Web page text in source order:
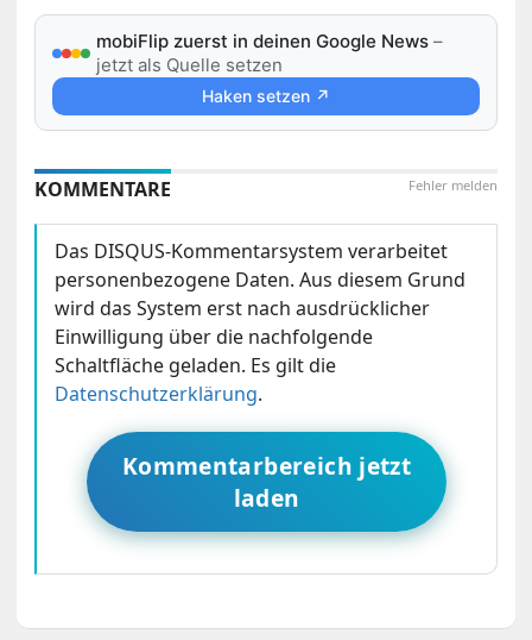
mobiFlip zuerst in deinen Google News –
jetzt als Quelle setzen
Haken setzen ↗
Fehler melden
KOMMENTARE
Das DISQUS-Kommentarsystem verarbeitet
personenbezogene Daten. Aus diesem Grund
wird das System erst nach ausdrücklicher
Einwilligung über die nachfolgende
Schaltfläche geladen. Es gilt die
Datenschutzerklärung.
Kommentarbereich jetzt
laden